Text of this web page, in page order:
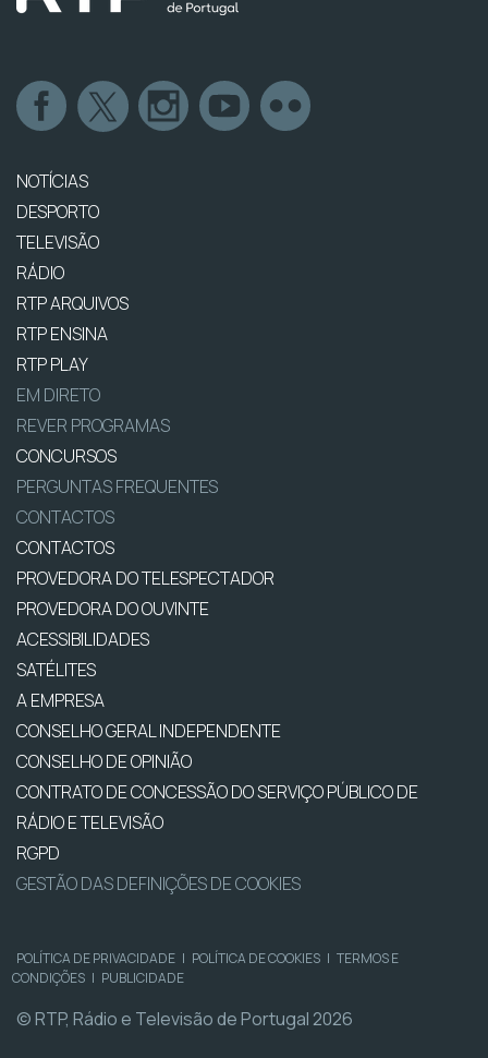
NOTÍCIAS
DESPORTO
TELEVISÃO
RÁDIO
RTP ARQUIVOS
RTP ENSINA
RTP PLAY
EM DIRETO
REVER PROGRAMAS
CONCURSOS
PERGUNTAS FREQUENTES
CONTACTOS
CONTACTOS
PROVEDORA DO TELESPECTADOR
PROVEDORA DO OUVINTE
ACESSIBILIDADES
SATÉLITES
A EMPRESA
CONSELHO GERAL INDEPENDENTE
CONSELHO DE OPINIÃO
CONTRATO DE CONCESSÃO DO SERVIÇO PÚBLICO DE
RÁDIO E TELEVISÃO
RGPD
GESTÃO DAS DEFINIÇÕES DE COOKIES
POLÍTICA DE PRIVACIDADE | POLÍTICA DE COOKIES | TERMOS E
CONDIÇÕES | PUBLICIDADE
© RTP, Rádio e Televisão de Portugal 2026